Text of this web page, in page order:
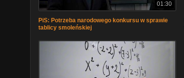
01:30
PiS: Potrzeba narodowego konkursu w sprawie
tablicy smoleńskiej